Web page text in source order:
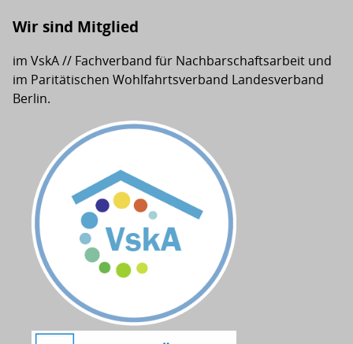
Wir sind Mitglied
im VskA // Fachverband für Nachbarschaftsarbeit und
im Paritätischen Wohlfahrtsverband Landesverband
Berlin.